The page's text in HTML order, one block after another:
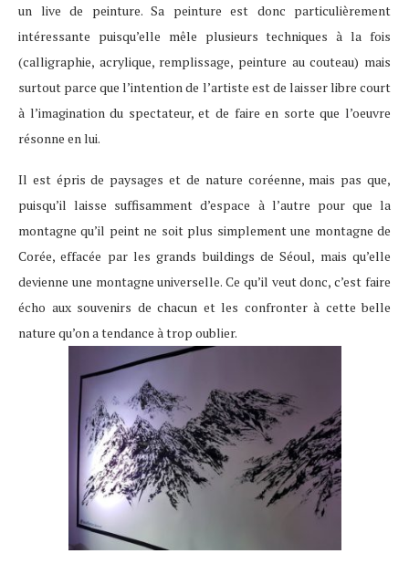
un live de peinture. Sa peinture est donc particulièrement
intéressante puisqu’elle mêle plusieurs techniques à la fois
(calligraphie, acrylique, remplissage, peinture au couteau) mais
surtout parce que l’intention de l’artiste est de laisser libre court
à l’imagination du spectateur, et de faire en sorte que l’oeuvre
résonne en lui.
Il est épris de paysages et de nature coréenne, mais pas que,
puisqu’il laisse suffisamment d’espace à l’autre pour que la
montagne qu’il peint ne soit plus simplement une montagne de
Corée, effacée par les grands buildings de Séoul, mais qu’elle
devienne une montagne universelle. Ce qu’il veut donc, c’est faire
écho aux souvenirs de chacun et les confronter à cette belle
nature qu’on a tendance à trop oublier.